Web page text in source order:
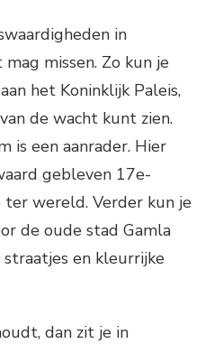
in
missen. Zo kun je
het Koninklijk Paleis,
de wacht kunt zien.
is een aanrader. Hier
gebleven 17e-
ter wereld. Verder kun je
de oude stad Gamla
en kleurrijke
dan zit je in